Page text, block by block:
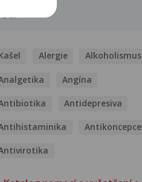
Alergie Alkoholismus
Angína
Antidepresiva
Antikoncepce